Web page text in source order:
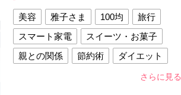
美容 雅子さま 100均
旅行
スマート家電
スイーツ・お菓子
親との関係
節約術
ダイエット
さらに見る